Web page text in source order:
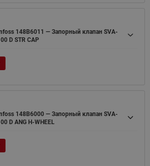
148B6011 — Запорный клапан SVA-
D STR CAP
148B6000 — Запорный клапан SVA-
D ANG H-WHEEL